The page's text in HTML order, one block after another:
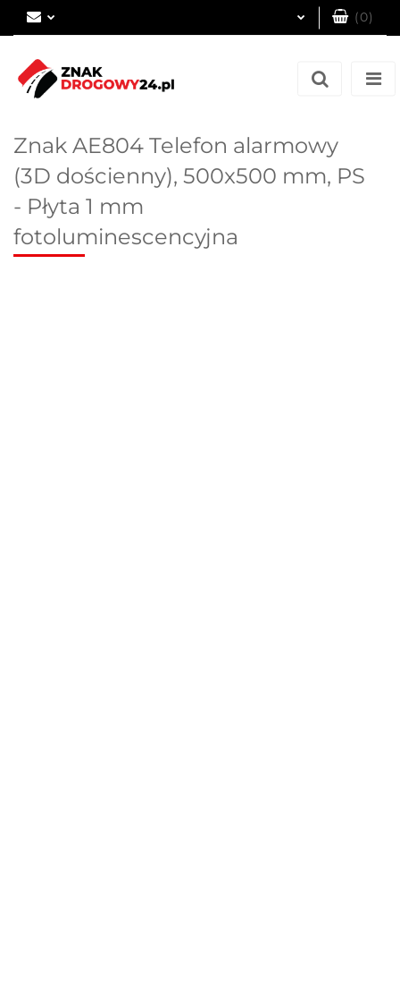
(0)
Znak AE804 Telefon alarmowy
(3D dościenny), 500x500 mm, PS
- Płyta 1 mm
fotoluminescencyjna